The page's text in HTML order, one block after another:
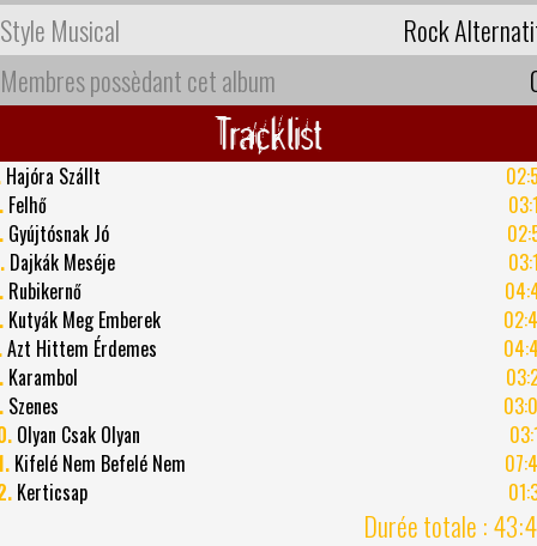
Style Musical
Rock
Membres possèdant cet album
Tracklist
Hajóra Szállt
Felhő
Gyújtósnak Jó
Dajkák Meséje
Rubikernő
Kutyák Meg Emberek
Azt Hittem Érdemes
Karambol
Szenes
Olyan Csak Olyan
Kifelé Nem Befelé Nem
Kerticsap
Durée totale :